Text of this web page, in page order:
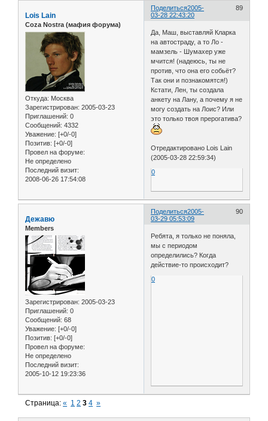
Поделиться 89
2005-
03-28 22:43:20
Lois Lain
Coza Nostra (мафия форума)
Откуда: Москва
Зарегистрирован: 2005-03-23
Приглашений: 0
Сообщений: 4332
Уважение: [+0/-0]
Позитив: [+0/-0]
Провел на форуме:
Не определено
Последний визит:
2008-06-26 17:54:08
Да, Маш, выставляй Кларка
на автостраду, а то Ло -
мамзель - Шумахер уже
мчится! (надеюсь, ты не
против, что она его собьёт?
Так они и познакомятся!)
Кстати, Лен, ты создала
анкету на Лану, а почему я не
могу создать на Лоис? Или
это только твоя прерогатива?
Отредактировано Lois Lain
(2005-03-28 22:59:34)
0
Поделиться 90
2005-
03-29 05:53:09
Дежавю
Members
Зарегистрирован: 2005-03-23
Приглашений: 0
Сообщений: 68
Уважение: [+0/-0]
Позитив: [+0/-0]
Провел на форуме:
Не определено
Последний визит:
2005-10-12 19:23:36
Ребята, я только не поняла,
мы с периодом
определились? Когда
действие-то происходит?
0
Страница:« 1 2 3 4 »